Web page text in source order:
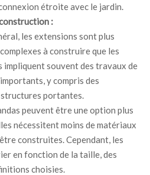
étroite avec le jardin.
:
les extensions sont plus
à construire que les
impliquent souvent des travaux de
y compris des
portantes.
peuvent être une option plus
nécessitent moins de matériaux
construites. Cependant, les
en fonction de la taille, des
choisies.